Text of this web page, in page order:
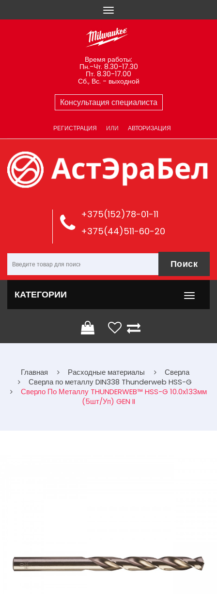
Время работы:
Пн.-Чт. 8.30-17.30
Пт. 8.30-17.00
Сб., Вс. - выходной
Консультация специалиста
РЕГИСТРАЦИЯ ИЛИ АВТОРИЗАЦИЯ
+375(152)78-01-11
+375(44)511-60-20
Поиск
КАТЕГОРИИ
Главная Расходные материалы
Сверла
Сверла по металлу DIN338 Thunderweb HSS-G
Сверло По Металлу THUNDERWEB™ HSS-G 10.0x133мм
(5шт/уп) GEN II